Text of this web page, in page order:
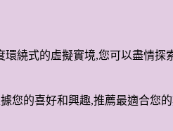
繞式的虛擬實境,您可以盡情
您的喜好和興趣,推薦最適合您